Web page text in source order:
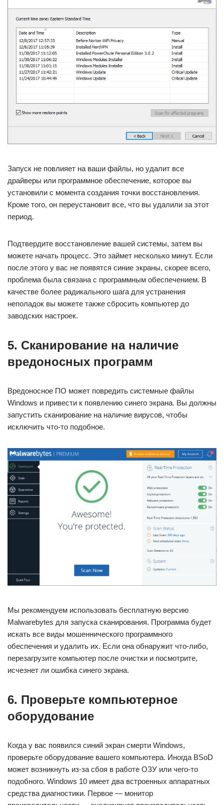
Запуск не повлияет на ваши файлы, но удалит все
драйверы или программное обеспечение, которое вы
установили с момента создания точки восстановления.
Кроме того, он переустановит все, что вы удалили за этот
период.
Подтвердите восстановление вашей системы, затем вы
можете начать процесс. Это займет несколько минут. Если
после этого у вас не появятся синие экраны, скорее всего,
проблема была связана с программным обеспечением. В
качестве более радикального шага для устранения
неполадок вы можете также сбросить компьютер до
заводских настроек.
5. Сканирование на наличие
вредоносных программ
Вредоносное ПО может повредить системные файлы
Windows и привести к появлению синего экрана. Вы должны
запустить сканирование на наличие вирусов, чтобы
исключить что-то подобное.
Мы рекомендуем использовать бесплатную версию
Malwarebytes для запуска сканирования. Программа будет
искать все виды мошеннического программного
обеспечения и удалить их. Если она обнаружит что-либо,
перезагрузите компьютер после очистки и посмотрите,
исчезнет ли ошибка синего экрана.
6. Проверьте компьютерное
оборудование
Когда у вас появился синий экран смерти Windows,
проверьте оборудование вашего компьютера. Иногда BSoD
может возникнуть из-за сбоя в работе ОЗУ или чего-то
подобного. Windows 10 имеет два встроенных аппаратных
средства диагностики. Первое — монитор